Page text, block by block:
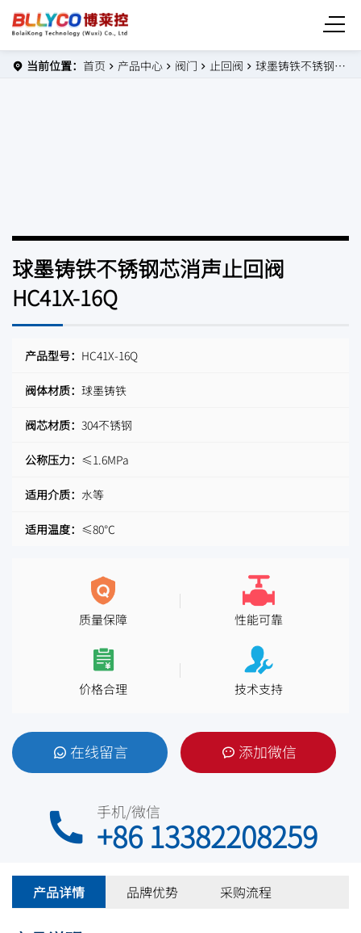
当前位置： 首页 产品中心 阀门 止回阀 球墨铸铁不锈钢芯消声止回阀 HC41X-16Q
球墨铸铁不锈钢芯消声止回阀
HC41X-16Q
产品型号： HC41X-16Q
阀体材质： 球墨铸铁
阀芯材质： 304不锈钢
公称压力： ≤1.6MPa
适用介质： 水等
适用温度： ≤80℃
质量保障 性能可靠
价格合理 技术支持
在线留言 添加微信
手机/微信
+86 13382208259
产品详情 品牌优势 采购流程